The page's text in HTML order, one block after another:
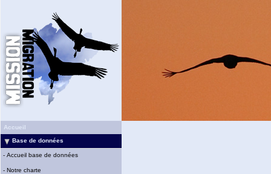
Accueil
Base de données
- Accueil base de données
- Notre charte